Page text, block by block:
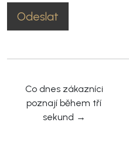
Co dnes zákazníci
poznají během tří
sekund →